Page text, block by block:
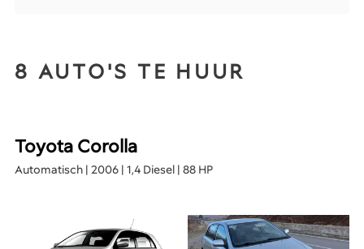
8 AUTO'S TE HUUR
Toyota Corolla
Automatisch | 2006 | 1,4 Diesel | 88 HP